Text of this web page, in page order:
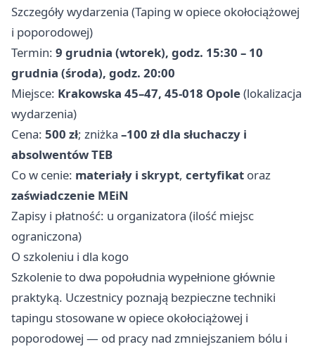
Szczegóły wydarzenia (Taping w opiece okołociążowej
i poporodowej)
Termin: 9 grudnia (wtorek), godz. 15:30 – 10
grudnia (środa), godz. 20:00
Miejsce: Krakowska 45–47, 45-018 Opole(lokalizacja
wydarzenia)
Cena: 500 zł; zniżka –100 zł dla słuchaczy i
absolwentów TEB
Co w cenie: materiały i skrypt, certyfikat oraz
zaświadczenie MEiN
Zapisy i płatność: u organizatora (ilość miejsc
ograniczona)
O szkoleniu i dla kogo
Szkolenie to dwa popołudnia wypełnione głównie
praktyką. Uczestnicy poznają bezpieczne techniki
tapingu stosowane w opiece okołociążowej i
poporodowej — od pracy nad zmniejszaniem bólu i